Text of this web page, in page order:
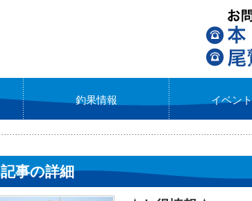
釣果情報 イベン
記事の詳細